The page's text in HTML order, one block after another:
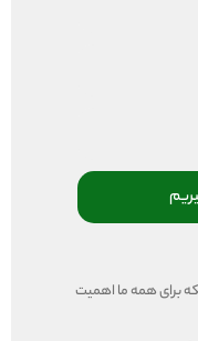
برای همه ما اهمیت